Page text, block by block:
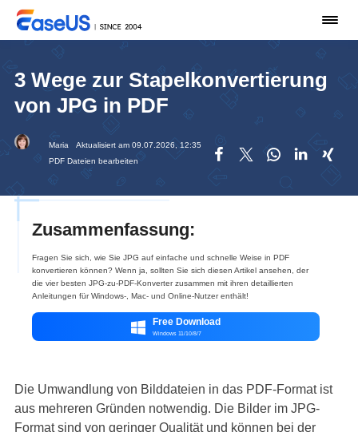
3 Wege zur Stapelkonvertierung
von JPG in PDF
Maria
Aktualisiert am 09.07.2026, 12:35
PDF Dateien bearbeiten
    
Zusammenfassung:
Fragen Sie sich, wie Sie JPG auf einfache und schnelle Weise in PDF
konvertieren können? Wenn ja, sollten Sie sich diesen Artikel ansehen, der
die vier besten JPG-zu-PDF-Konverter zusammen mit ihren detaillierten
Anleitungen für Windows-, Mac- und Online-Nutzer enthält!
 Free Download
Windows 11/10/8/7
Die Umwandlung von Bilddateien in das PDF-Format ist
aus mehreren Gründen notwendig. Die Bilder im JPG-
Format sind von geringer Qualität und können bei der